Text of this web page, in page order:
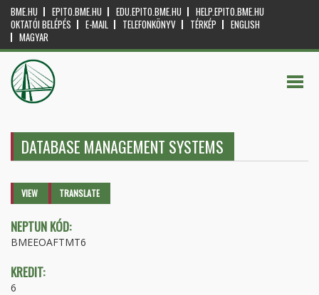
BME.HU EPITO.BME.HU EDU.EPITO.BME.HU
HELP.EPITO.BME.HU
OKTATÓI BELÉPÉS
E-MAIL TELEFONKÖNYV TÉRKÉP
ENGLISH
MAGYAR
DATABASE MANAGEMENT SYSTEMS
Primary tabs
VIEW (ACTIVETRANSLATE
NEPTUN KÓD:
BMEEOAFTMT6
KREDIT:
6